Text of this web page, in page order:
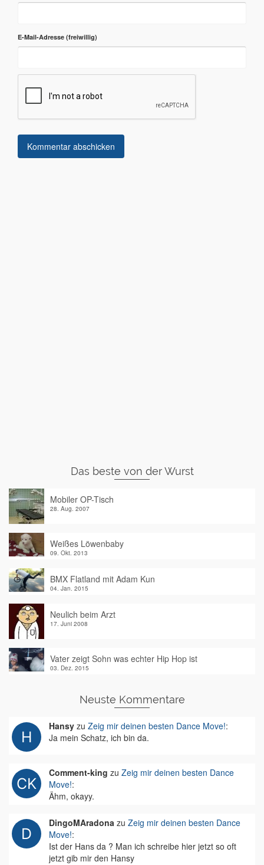
E-Mail-Adresse
Das beste von der Wurst
Mobiler OP-Tisch
28. Aug. 2007
Weißes Löwenbaby
09. Okt. 2013
BMX Flatland mit Adam Kun
04. Jan. 2015
Neulich beim Arzt
17. Juni 2008
Vater zeigt Sohn was echter Hip Hop ist
03. Dez. 2015
Neuste Kommentare
Hansy zu Zeig mir deinen besten Dance Move!:
Ja mein Schatz, ich bin da.
Comment-king zu Zeig mir deinen besten Dance
Move!:
Ähm, okayy.
DingoMAradona zu Zeig mir deinen besten Dance
Move!:
Ist der Hans da ? Man ich schreibe hier jetzt so oft
jetzt gib mir den Hansy